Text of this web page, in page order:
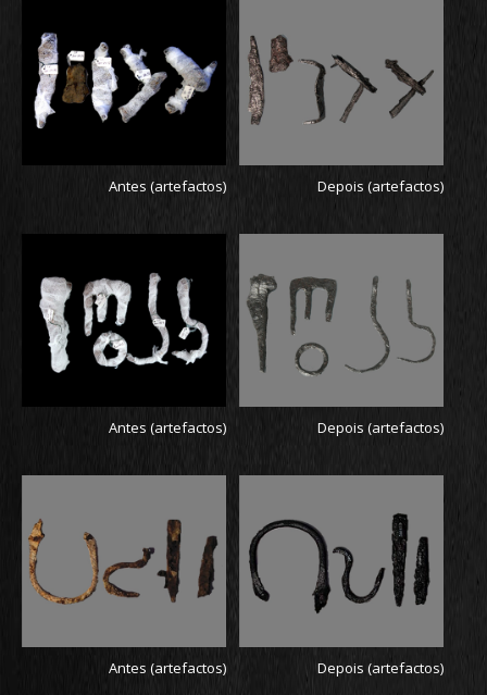
Antes (artefactos) Depois (artefactos)
Antes (artefactos) Depois (artefactos)
Antes (artefactos) Depois (artefactos)